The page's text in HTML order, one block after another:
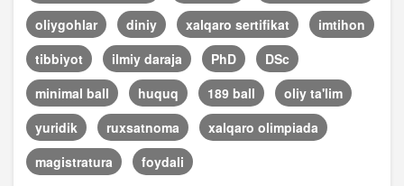
oliygohlar
diniy xalqaro sertifikat
imtihon
tibbiyot
ilmiy daraja PhD
DSc
minimal ball
huquq 189 ball
oliy ta'lim
yuridik
ruxsatnoma
xalqaro olimpiada
magistratura
foydali